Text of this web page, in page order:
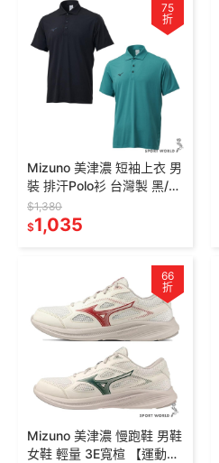
75
折
Mizuno 美津濃 短袖上衣 男
裝 排汗Polo衫 台灣製 黑/沼
綠
32TAD01609/32TAD0163
$1,380
$1,035
66
折
Mizuno 美津濃 慢跑鞋 男鞋
女鞋 輕量 3E寬楦 【運動世